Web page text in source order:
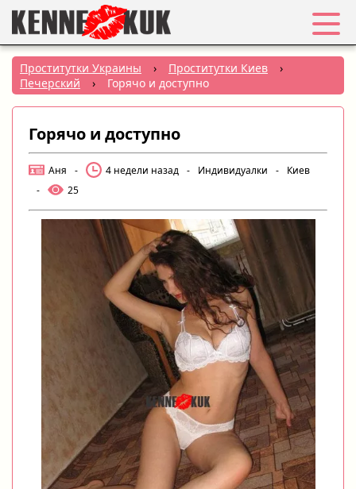
Избранное
Вход
Регистрация
Города:
РУС|
УКР
Создать объявление
Проститутки Украины › Проститутки Киев
›
Печерский
› Горячо и доступно
Горячо и доступно
Аня - 4 недели назад - Индивидуалки -
Киев
-
25